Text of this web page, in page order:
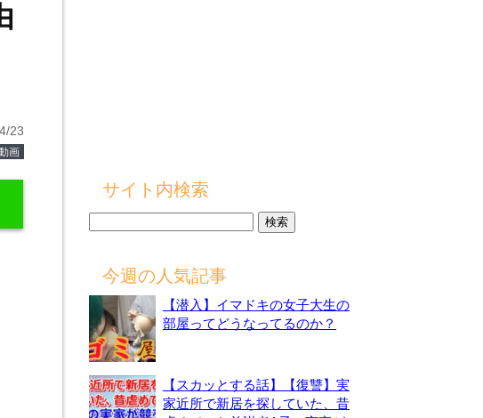
23
画
サイト内検索
今週の人気記事
【潜入】イマドキの女子大生の
部屋ってどうなってるのか？
【スカッとする話】【復讐】実
家近所で新居を探していた、昔